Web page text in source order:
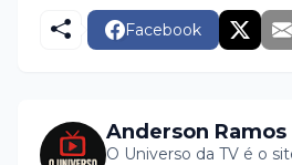
Facebook
Anderson Ramos
O Universo da TV é o